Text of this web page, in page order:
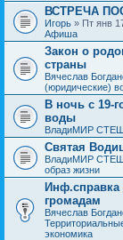
ВСТРЕЧА
Игорь » Пт янв
Афиша
Закон о
страны
Вячеслав
(юридические)
В ночь с 19-
воды
ВладиМИР
Святая
ВладиМИР
образ жизни
Инф.справка
громадам
Вячеслав
экономика